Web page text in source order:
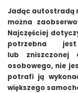
Jadąc autostradą
można
Najczęściej
potrzebna
lub zniszczonej
osobowego, nie
potrafi ją
większego